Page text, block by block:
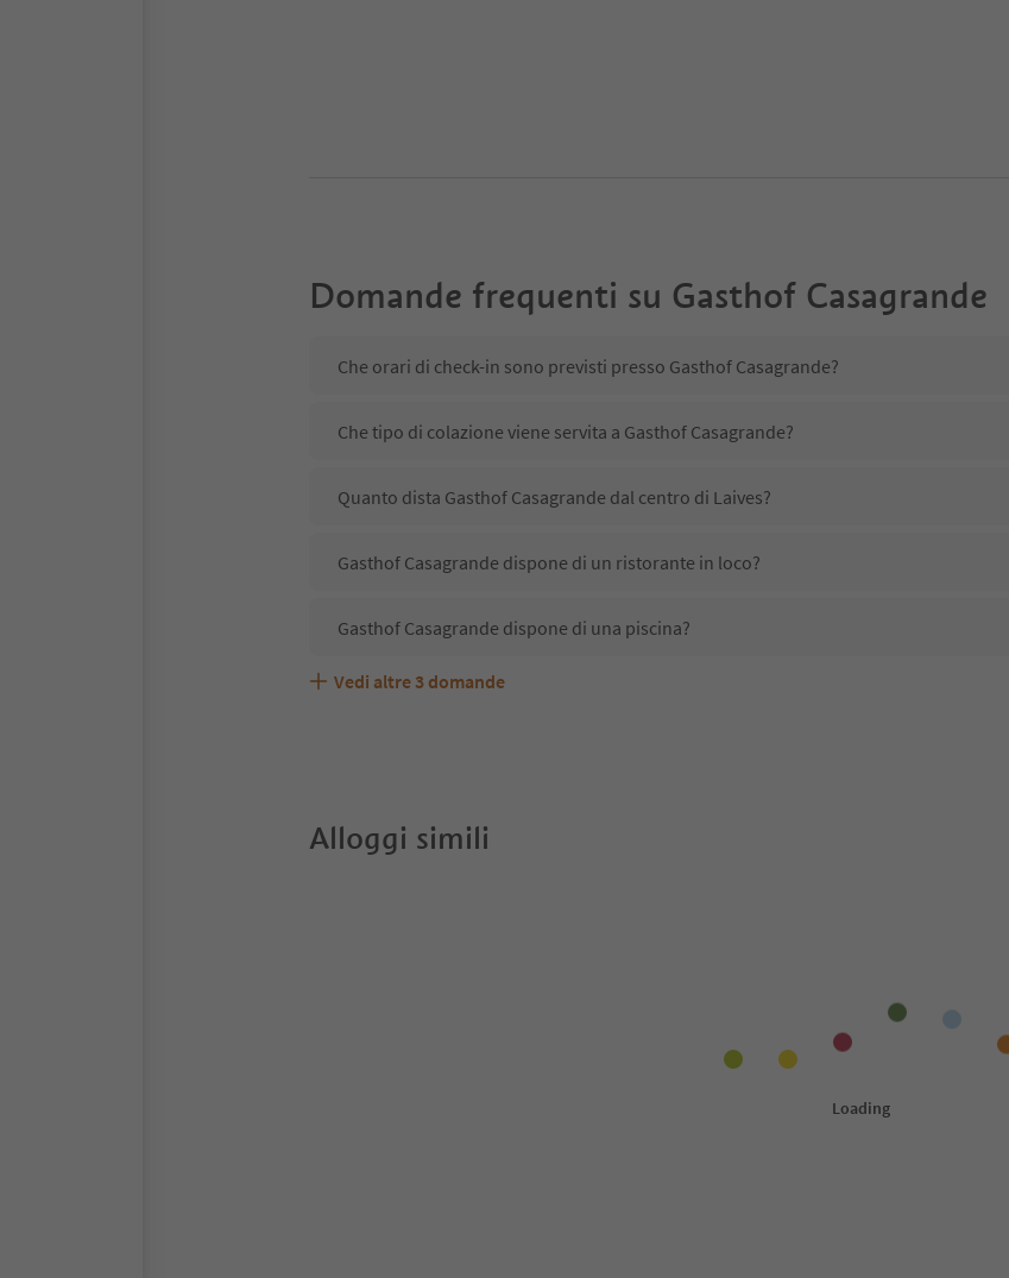
Domande frequenti su Gasthof Casagrande
Che orari di check-in sono previsti presso Gasthof Casagrande?
Che tipo di colazione viene servita a Gasthof Casagrande?
Quanto dista Gasthof Casagrande dal centro di Laives?
Gasthof Casagrande dispone di un ristorante in loco?
Gasthof Casagrande dispone di una piscina?
Gasthof Casagrande accetta animali domestici?
Quali servizi/attività sono disponibili presso Gasthof Casagrande?
Gli ospiti di Gasthof Casagrande ricevono l'Alto Adige Guest Pass?
Vedi altre 3 domande
Alloggi simili